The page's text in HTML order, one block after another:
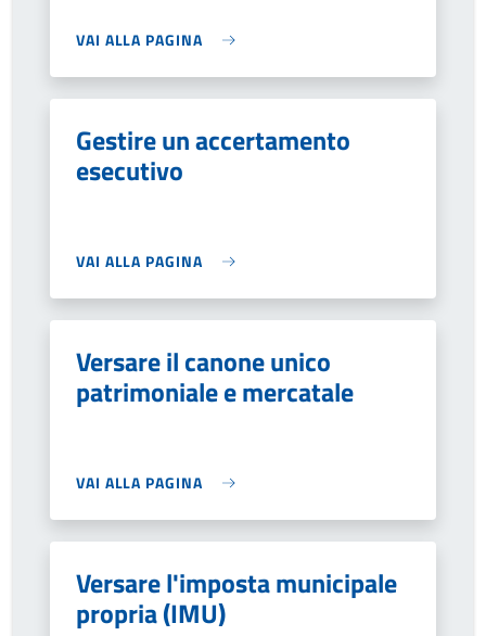
VAI ALLA PAGINA
Gestire un accertamento
esecutivo
VAI ALLA PAGINA
Versare il canone unico
patrimoniale e mercatale
VAI ALLA PAGINA
Versare l'imposta municipale
propria (IMU)